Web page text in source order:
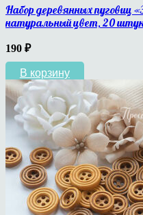
Набор деревянных
натуральный цвет, 20
190 ₽
В корзину